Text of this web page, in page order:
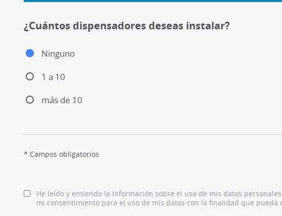
¿Cuántos dispensadores deseas instalar?
Ninguno
1 a 10
más de 10
* Campos obligatorios
He leído y entiendo la información sobre el uso de mis datos
mi consentimiento para el uso de mis datos con la finalidad que